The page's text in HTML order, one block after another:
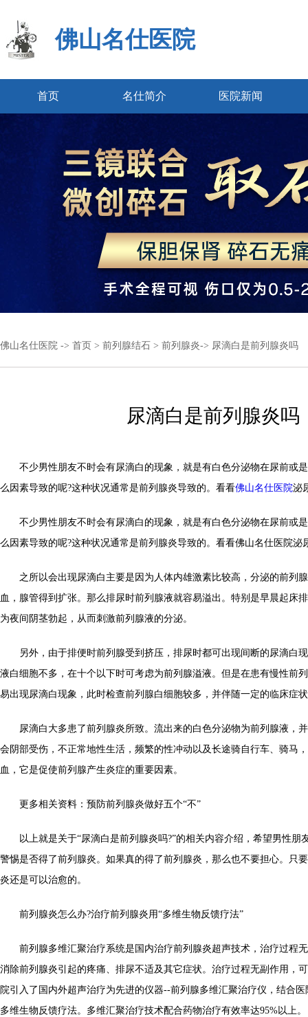
佛山名仕医院
首页 名仕简介 医院新闻
佛山名仕医院 -> 首页 > 前列腺结石 > 前列腺炎-> 尿滴白是前列腺炎吗
尿滴白是前列腺炎吗
不少男性朋友不时会有尿滴白的现象，就是有白色分泌物在尿前或
么因素导致的呢?这种状况通常是前列腺炎导致的。看看佛山名仕医院泌
不少男性朋友不时会有尿滴白的现象，就是有白色分泌物在尿前或
么因素导致的呢?这种状况通常是前列腺炎导致的。看看佛山名仕医院泌
之所以会出现尿滴白主要是因为人体内雄激素比较高，分泌的前列
血，腺管得到扩张。那么排尿时前列腺液就容易溢出。特别是早晨起床
为夜间阴茎勃起，从而刺激前列腺液的分泌。
另外，由于排便时前列腺受到挤压，排尿时都可出现间断的尿滴白
液白细胞不多，在十个以下时可考虑为前列腺溢液。但是在患有慢性前
易出现尿滴白现象，此时检查前列腺白细胞较多，并伴随一定的临床症
尿滴白大多患了前列腺炎所致。流出来的白色分泌物为前列腺液，
会阴部受伤，不正常地性生活，频繁的性冲动以及长途骑自行车、骑马
血，它是促使前列腺产生炎症的重要因素。
更多相关资料：预防前列腺炎做好五个“不”
以上就是关于“尿滴白是前列腺炎吗?”的相关内容介绍，希望男性朋
警惕是否得了前列腺炎。如果真的得了前列腺炎，那么也不要担心。只
炎还是可以治愈的。
前列腺炎怎么办?治疗前列腺炎用“多维生物反馈疗法”
前列腺多维汇聚治疗系统是国内治疗前列腺炎超声技术，治疗过程
消除前列腺炎引起的疼痛、排尿不适及其它症状。治疗过程无副作用，
院引入了国内外超声治疗为先进的仪器--前列腺多维汇聚治疗仪，结合
多维生物反馈疗法。多维汇聚治疗技术配合药物治疗有效率达95%以上。